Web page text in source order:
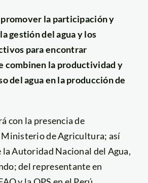
promover la participación y
gestión del agua y los
para encontrar
combinen la productividad y
del agua en la producción de
con la presencia de
de Agricultura; así
la Autoridad Nacional del Agua,
del representante en